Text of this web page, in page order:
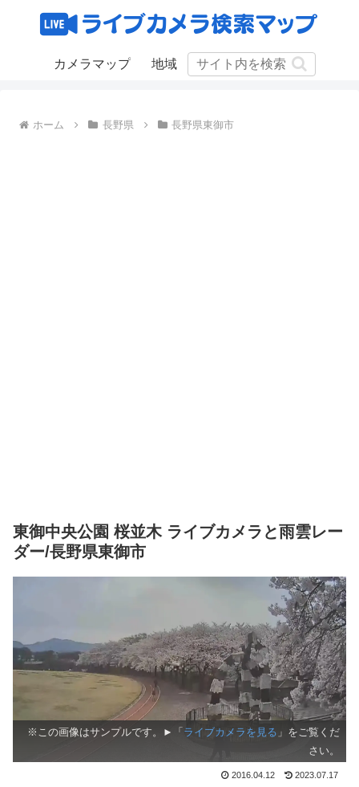
カメラマップ 地域
ホーム 長野県 長野県東御市
東御中央公園 桜並木 ライブカメラと雨雲レー
ダー/長野県東御市
※この画像はサンプルです。►「 ライブカメラを見る 」をご覧くだ
さい。
2016.04.12 2023.07.17